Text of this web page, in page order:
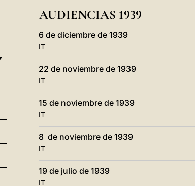
AUDIENCIAS 1939
6 de diciembre de 1939
IT
22 de noviembre de 1939
IT
15 de noviembre de 1939
IT
8 de noviembre de 1939
IT
19 de julio de 1939
IT